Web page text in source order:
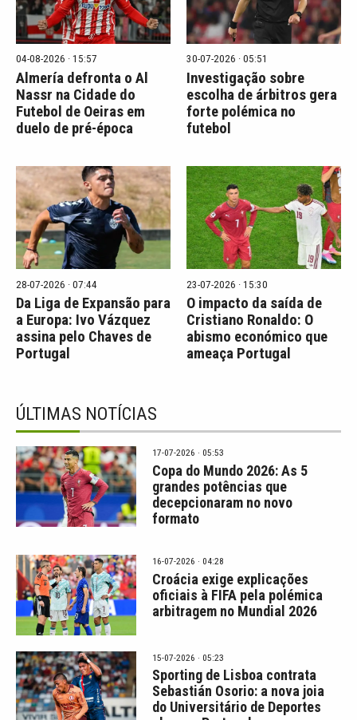
04-08-2026 · 15:57
Almería defronta o Al
Nassr na Cidade do
Futebol de Oeiras em
duelo de pré-época
30-07-2026 · 05:51
Investigação sobre
escolha de árbitros gera
forte polémica no
futebol
28-07-2026 · 07:44
Da Liga de Expansão para
a Europa: Ivo Vázquez
assina pelo Chaves de
Portugal
23-07-2026 · 15:30
O impacto da saída de
Cristiano Ronaldo: O
abismo económico que
ameaça Portugal
ÚLTIMAS NOTÍCIAS
17-07-2026 · 05:53
Copa do Mundo 2026: As 5
grandes potências que
decepcionaram no novo
formato
16-07-2026 · 04:28
Croácia exige explicações
oficiais à FIFA pela polémica
arbitragem no Mundial 2026
15-07-2026 · 05:23
Sporting de Lisboa contrata
Sebastián Osorio: a nova joia
do Universitário de Deportes